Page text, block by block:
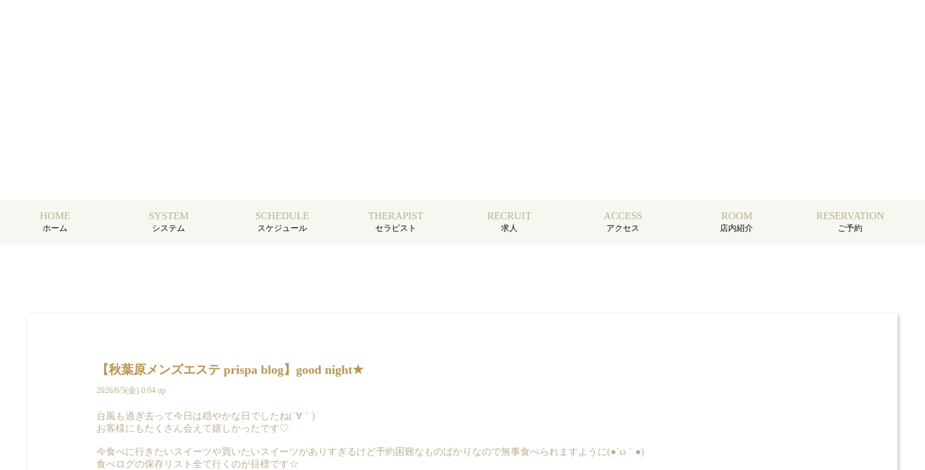
HOME
ホーム
SYSTEM
システム
SCHEDULE
スケジュール
THERAPIST
セラピスト
RECRUIT
求人
ACCESS
アクセス
ROOM
店内紹介
RESERVATION
ご予約
【秋葉原メンズエステ prispa blog】️good night★
2026/6/5(金) 0:04 up
台風も過ぎ去って今日は穏やかな日でしたね(´∀｀)
お客様にもたくさん会えて嬉しかったです♡
今食べに行きたいスイーツや買いたいスイーツがありすぎるけど予約困難なものばかりなので無事食べられますように(●´ω｀●)
食べログの保存リスト全て行くのが目標です☆